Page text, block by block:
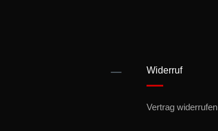
Widerruf
Vertrag widerrufen